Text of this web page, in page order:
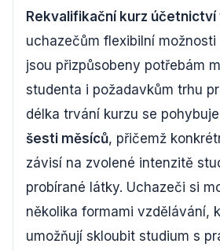
Rekvalifikační kurz účetnictví
uchazečům flexibilní
jsou přizpůsobeny potřebám
studenta i požadavkům trhu
délka trvání kurzu se
šesti měsíců, přičemž
závisí na zvolené intenzitě
probírané látky. Uchazeči si
několika formami vzdělávání,
umožňují skloubit studium s